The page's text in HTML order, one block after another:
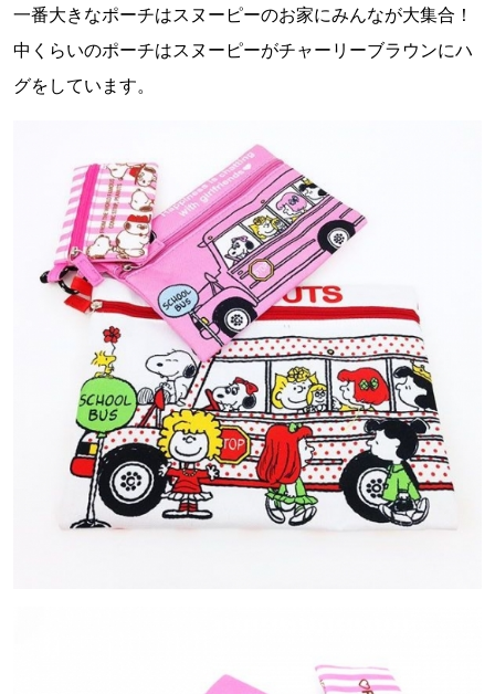
一番大きなポーチはスヌーピーのお家にみんなが大集合！
中くらいのポーチはスヌーピーがチャーリーブラウンにハ
グをしています。